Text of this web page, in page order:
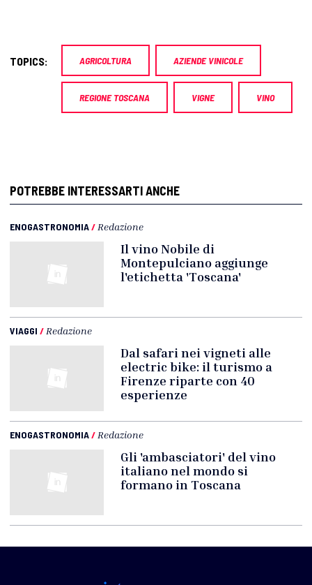
TOPICS: AGRICOLTURA AZIENDE VINICOLE
REGIONE TOSCANA VIGNE VINO
POTREBBE INTERESSARTI ANCHE
ENOGASTRONOMIA/ Redazione
Il vino Nobile di
Montepulciano aggiunge
l'etichetta 'Toscana'
VIAGGI / Redazione
Dal safari nei vigneti alle
electric bike: il turismo a
Firenze riparte con 40
esperienze
ENOGASTRONOMIA/ Redazione
Gli 'ambasciatori' del vino
italiano nel mondo si
formano in Toscana